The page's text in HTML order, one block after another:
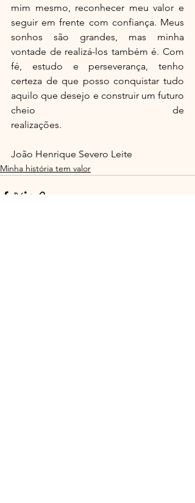
mim mesmo, reconhecer meu valor e
seguir em frente com confiança. Meus
sonhos são grandes, mas minha
vontade de realizá-los também é. Com
fé, estudo e perseverança, tenho
certeza de que posso conquistar tudo
aquilo que desejo e construir um futuro
cheio de
realizações.
João Henrique Severo Leite
Minha história tem valor